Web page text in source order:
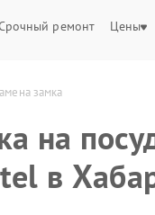
ремонт Цены
замка
на
в